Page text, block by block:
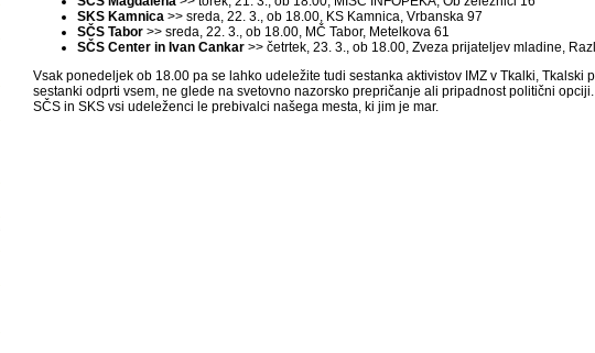
SKS Kamnica >> sreda, 22. 3., ob 18.00, KS Kamnica, Vrbanska 97
SČS Tabor >> sreda, 22. 3., ob 18.00, MČ Tabor, Metelkova 61
SČS Center in Ivan Cankar >> četrtek, 23. 3., ob 18.00, Zveza prijateljev mladine,
Vsak ponedeljek ob 18.00 pa se lahko udeležite tudi sestanka aktivistov IMZ v Tkalki, Tkalski
sestanki odprti vsem, ne glede na svetovno nazorsko prepričanje ali pripadnost politični
SČS in SKS vsi udeleženci le prebivalci našega mesta, ki jim je mar.